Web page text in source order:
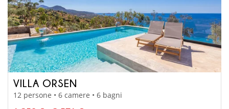
VILLA ORSEN
12 persone • 6 camere • 6 bagni